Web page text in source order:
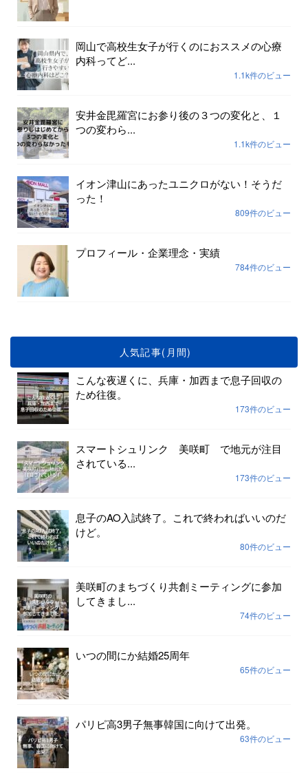
岡山で高校生女子が行くのにおススメの心療
内科ってど...
1.1k件のビュー
安井金毘羅宮にお参り後の３つの変化と、１
つの変わら...
1.1k件のビュー
イオン津山にあったユニクロがない！そうだ
った！
809件のビュー
プロフィール・企業理念・実績
784件のビュー
人気記事(月間)
こんな夜遅くに、兵庫・加西まで息子回収の
ため往復。
173件のビュー
スマートシュリンク 美咲町 で地元が注目
されている...
173件のビュー
息子のAO入試終了。これで終わればいいのだ
けど。
80件のビュー
美咲町のまちづくり共創ミーティングに参加
してきまし...
74件のビュー
いつの間にか結婚25周年
65件のビュー
パリピ高3男子無事韓国に向けて出発。
63件のビュー